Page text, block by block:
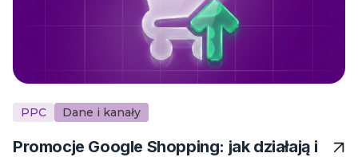
PPC Dane i kanały
Promocje Google Shopping: jak działają i